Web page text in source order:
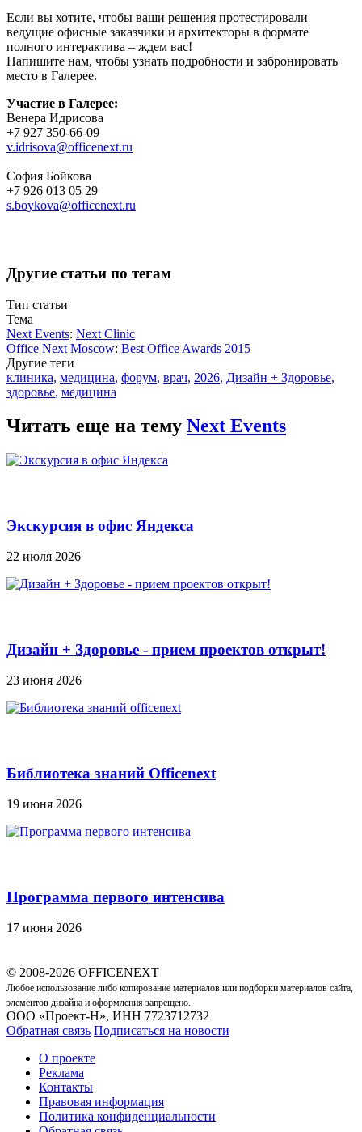
Если вы хотите, чтобы ваши решения протестировали
ведущие офисные заказчики и архитекторы в формате
полного интерактива – ждем вас!
Напишите нам, чтобы узнать подробности и забронировать
место в Галерее.
Участие в Галерее:
Венера Идрисова
+7 927 350-66-09
v.idrisova@officenext.ru
София Бойкова
+7 926 013 05 29
s.boykova@officenext.ru
Другие статьи по тегам
Тип статьи
Тема
Next Events: Next Clinic
Office Next Moscow: Best Office Awards 2015
Другие теги
клиника, медицина, форум, врач, 2026, Дизайн + Здоровье,
здоровье, медицина
Читать еще на тему Next Events
Экскурсия в офис Яндекса
22 июля 2026
Дизайн + Здоровье - прием проектов открыт!
23 июня 2026
Библиотека знаний Officenext
19 июня 2026
Программа первого интенсива
17 июня 2026
© 2008-2026 OFFICENEXT
Любое использование либо копирование материалов или подборки материалов сайта,
элементов дизайна и оформления запрещено.
ООО «Проект-Н», ИНН 7723712732
Обратная связь Подписаться на новости
О проекте
Реклама
Контакты
Правовая информация
Политика конфиденциальности